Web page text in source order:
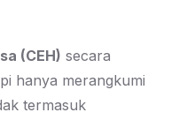
(CEH) secara
hanya merangkumi
termasuk